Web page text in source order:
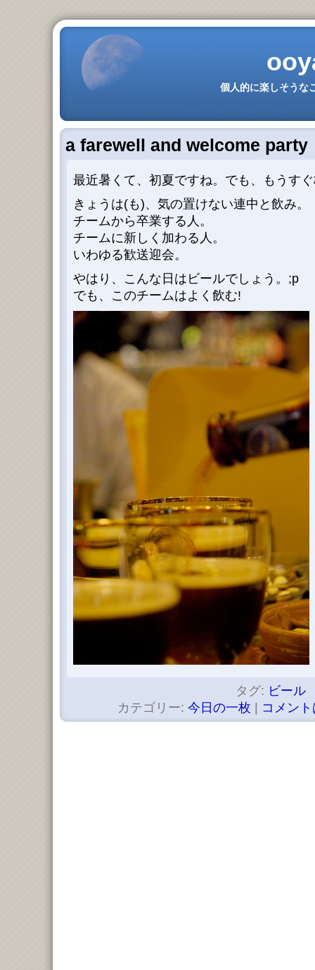
個人的に楽しそうな
a farewell and welcome party
最近暑くて、初夏ですね。でも、もうす
きょうは(も)、気の置けない連中と飲み。
チームから卒業する人。
チームに新しく加わる人。
いわゆる歓送迎会。
やはり、こんな日はビールでしょう。;p
でも、このチームはよく飲む!
タグ: ビール
カテゴリー: 今日の一枚 コメン